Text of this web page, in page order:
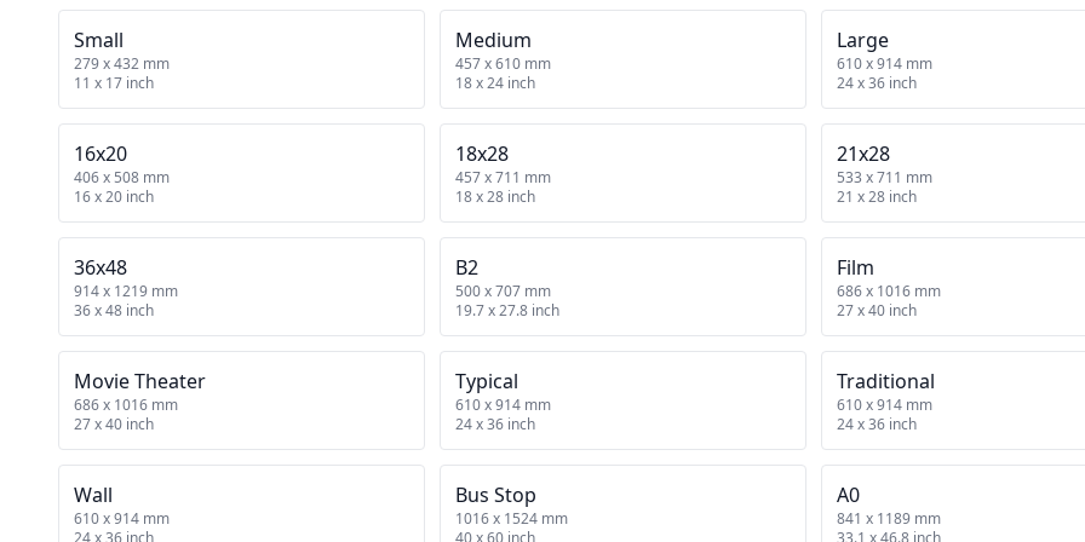
Small
279 x 432 mm
11 x 17 inch
Medium
457 x 610 mm
18 x 24 inch
Large
610 x 914 mm
24 x 36 inch
16x20
406 x 508 mm
16 x 20 inch
18x28
457 x 711 mm
18 x 28 inch
21x28
533 x 711 mm
21 x 28 inch
36x48
914 x 1219 mm
36 x 48 inch
B2
500 x 707 mm
19.7 x 27.8 inch
Film
686 x 1016 mm
27 x 40 inch
Movie Theater
686 x 1016 mm
27 x 40 inch
Typical
610 x 914 mm
24 x 36 inch
Traditional
610 x 914 mm
24 x 36 inch
Wall
610 x 914 mm
24 x 36 inch
Bus Stop
1016 x 1524 mm
40 x 60 inch
A0
841 x 1189 mm
33.1 x 46.8 inch